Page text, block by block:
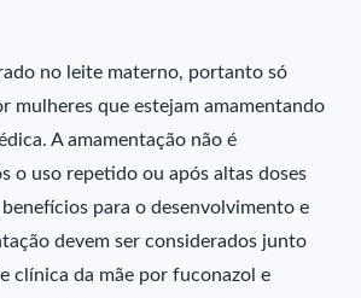
no leite materno, portanto só
mulheres que estejam amamentando
A amamentação não é
o uso repetido ou após altas doses
para o desenvolvimento e
devem ser considerados junto
clínica da mãe por fuconazol e